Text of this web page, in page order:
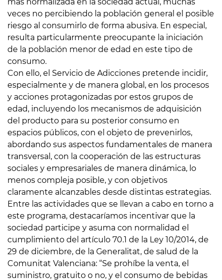
veces no percibiendo la población general el posible
riesgo al consumirlo de forma abusiva. En especial,
resulta particularmente preocupante la iniciación
de la población menor de edad en este tipo de
consumo.
Con ello, el Servicio de Adicciones pretende incidir,
especialmente y de manera global, en los procesos
y acciones protagonizadas por estos grupos de
edad, incluyendo los mecanismos de adquisición
del producto para su posterior consumo en
espacios públicos, con el objeto de prevenirlos,
abordando sus aspectos fundamentales de manera
transversal, con la cooperación de las estructuras
sociales y empresariales de manera dinámica, lo
menos compleja posible, y con objetivos
claramente alcanzables desde distintas estrategias.
Entre las actividades que se llevan a cabo en torno a
este programa, destacaríamos incentivar que la
sociedad participe y asuma con normalidad el
cumplimiento del artículo 70.1 de la Ley 10/2014, de
29 de diciembre, de la Generalitat, de salud de la
Comunitat Valenciana: “Se prohíbe la venta, el
suministro, gratuito o no, y el consumo de bebidas